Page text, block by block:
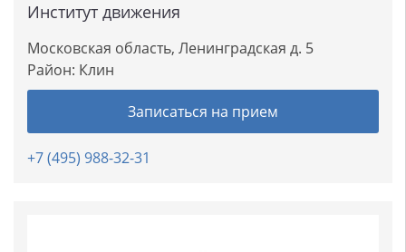
Институт движения
Московская область, Ленинградская д. 5
Район: Клин
Записаться на прием
+7 (495) 988-32-31